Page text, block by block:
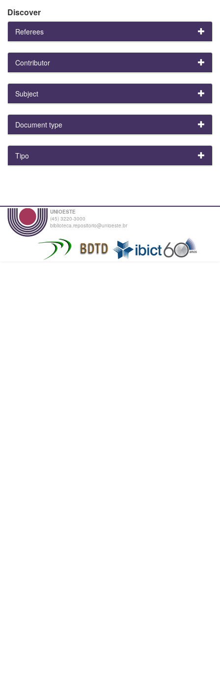
Discover
Referees
Contributor
Subject
Document type
Tipo
UNIOESTE
(45) 3220-3000
biblioteca.repositorio@unioeste.br